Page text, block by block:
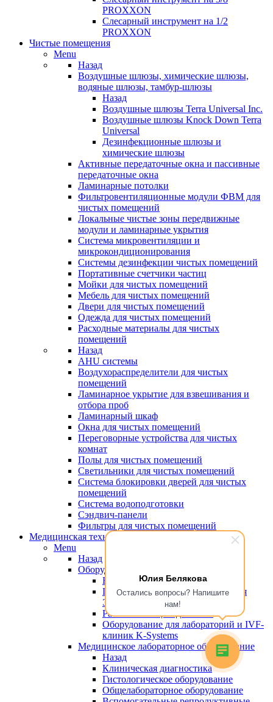
Юлия Белякова
Остались вопросы? Напишите
нам!
PROXXON
Слесарный инструмент на 1/2
PROXXON
Чистые помещения
Menu
Назад
Воздушные шлюзы, химические шлюзы,
водяные шлюзы, тамбур-шлюзы
Назад
Воздушные шлюзы Terra Universal Inc.
Воздушные шлюзы Knock Down Terra
Universal
Дезинфекционные шлюзы и
химические шлюзы
Активные передаточные окна и пассивные
передаточные окна
Ламинарные потолки
Фильтровентиляционные модули ФВМ для
чистых помещений
Локальные чистые зоны передвижные
модули и ламинарные укрытия
Система микровентиляции и
микрокондиционирования
Системы дезинфекции чистых помещений
Портативные счетчики частиц
Мойки для чистых помещений
Мебель для чистых помещений
Двери для чистых помещений
Одежда для чистых помещений
Расходные материалы для чистых
помещений
Назад
AHU системы
Воздухораспределители для чистых
помещений
Ламинарное укрытие для взвешивания и
отбора проб
Ламинарный шкаф
Окна для чистых помещений
Переговорные устройства для чистых
комнат
Полы для чистых помещений
Светильники для чистых помещений
Система блокировки дверей для чистых
помещений
Система водоподготовки
Сэндвич-панели
Фильтры для чистых помещений
Медицинская техника
Menu
Назад
Оборудование для эко
Назад
Пластик, сертифицированный для
ЭКО
Рабочие станции для ЭКО
Оборудование для лабораторий и IVF-
клиник K-Systems
Медицинское лабораторное оборудование
Назад
Клиническая диагностика
Гистологическое оборудование
Общелабораторное оборудование